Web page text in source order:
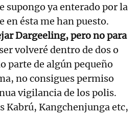
supongo ya enterado por la
en ésta me han puesto.
Dargeeling, pero no para
volveré dentro de dos o
parte de algún pequeño
no consigues permiso
vigilancia de los polis.
Kabrú, Kangchenjunga etc,